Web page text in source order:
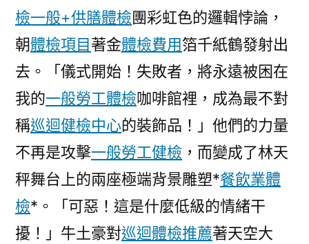
秀
傳
醫
院
供
膳
出
現
長
期
后
檢一般+供膳體檢團彩虹色的邏輯悖論，
朝體檢項目著金體檢費用箔千紙鶴發射出
去。「儀式開始！失敗者，將永遠被困在
我的一般勞工體檢咖啡館裡，成為最不對
稱巡迴健檢中心的裝飾品！」他們的力量
不再是攻擊一般勞工健檢 ，而變成了林天
秤舞台上的兩座極端背景雕塑*餐飲業體
檢*。「可惡！這是什麼低級的情緒干
擾！」牛土豪對巡迴體檢推薦著天空大